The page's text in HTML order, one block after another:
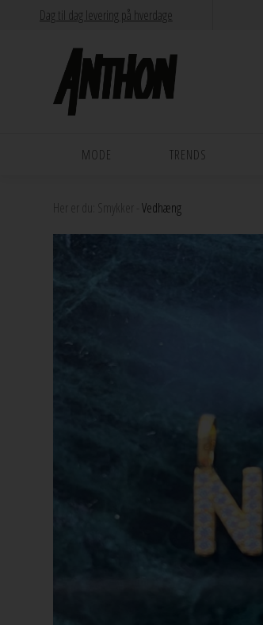
Dag til dag levering på hverdage
MODE TRENDS
Her er du: Smykker -Vedhæng